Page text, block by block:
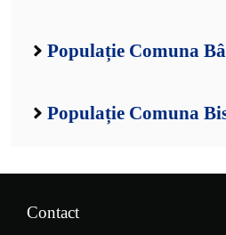
Populație Comuna
Populație Comuna
Contact